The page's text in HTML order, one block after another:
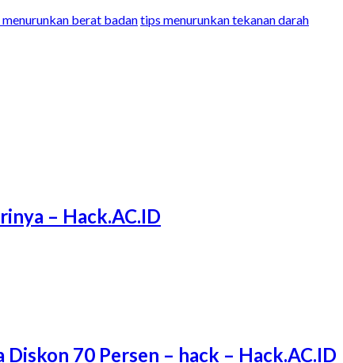
berat badantips menurunkan tekanan darah
– Hack.AC.ID
70 Persen – hack – Hack.AC.ID